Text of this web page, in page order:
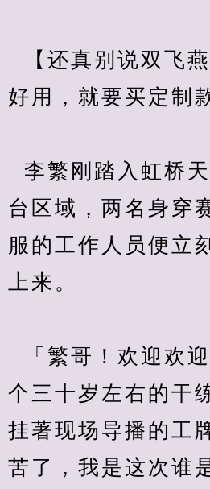
好用，就要买定制
台区域，两名身穿
服的工作人员便立
上来。
个三十岁左右的干
挂著现场导播的工
苦了，我是这次谁